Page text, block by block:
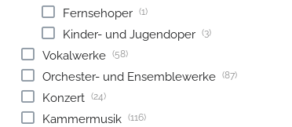
Fernsehoper (1)
Kinder- und Jugendoper (3)
Vokalwerke (58)
Orchester- und Ensemblewerke (87)
Konzert (24)
Kammermusik (116)